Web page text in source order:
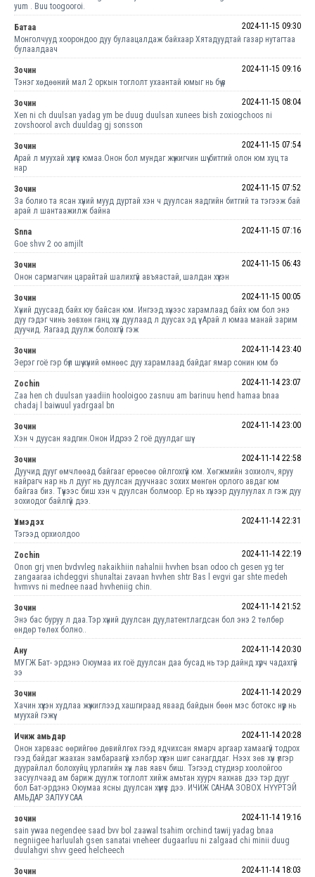
yum . Buu toogooroi.
Батаа
2024-11-15 09:30
Монголчууд хоорондоо дуу булаацалдаж байхаар Хятадуудтай газар нутагтаа
булаалдаач
Зочин
2024-11-15 09:16
Тэнэг хөдөөний мал 2 оркын тоглолт ухаантай юмыг нь бүү үз
Зочин
2024-11-15 08:04
Xen ni ch duulsan yadag ym be duug duulsan xunees bish zoxiogchoos ni
zovshoorol avch duuldag gj sonsson
Зочин
2024-11-15 07:54
Арай л муухай хүмүүс юмаа.Онон бол мундаг жүжигчин шүү битгий олон юм хуц та
нар
Зочин
2024-11-15 07:52
За болио та ясан хүний мууд дуртай хэн ч дуулсан яадгийн битгий та тэгээж бай
арай л шантаажилж байна
Snna
2024-11-15 07:16
Goe shvv 2 oo amjilt
Зочин
2024-11-15 06:43
Онон сармагчин царайтай шалихгүй авъяастай, шалдан хүүхэн
Зочин
2024-11-15 00:05
Хүний дуусаад байх юу байсан юм. Ингээд хүнээс харамлаад байх юм бол энэ
дуу гэдэг чинь зөвхөн ганц хүн дуулаад л дуусах эд үү. Арай л юмаа манай зарим
дуучид. Яагаад дуулж болохгүй гэж
Зочин
2024-11-14 23:40
Эерэг гоё гэр бүл шүү хүний өмнөөс дуу харамлаад байдаг ямар сонин юм бэ
Zochin
2024-11-14 23:07
Zaa hen ch duulsan yaadiin hooloigoo zasnuu am barinuu hend hamaa bnaa
chadaj l baiwuul yadrgaal bn
Зочин
2024-11-14 23:00
Хэн ч дуусан яадгин.Онон Идрээ 2 гоё дуулдаг шүү
Зочин
2024-11-14 22:58
Дуучид дууг өмчлөөад байгааг ерөөсөө ойлгохгүй юм. Хөгжмийн зохиолч, яруу
найрагч нар нь л дууг нь дуулсан дуучнаас зохих мөнгөн орлого авдаг юм
байгаа биз. Түүнээс биш хэн ч дуулсан болмоор. Ер нь хүнээр дуулуулах л гэж дуу
зохиодог байлгүй дээ.
Үлмэдэх
2024-11-14 22:31
Тэгээд орхиолдоо
Zochin
2024-11-14 22:19
Onon grj vnen bvdvvleg nakaikhiin nahalnii hvvhen bsan odoo ch gesen yg ter
zangaaraa ichdeggvi shunaltai zavaan hvvhen shtr Bas l evgvi gar shte medeh
hvmvvs ni mednee naad hvvheniig chin.
Зочин
2024-11-14 21:52
Энэ бас буруу л даа.Тэр хүний дуулсан дуу,патентлагдсан бол энэ 2 төлбөр
өндөр төлөх болно..
Ану
2024-11-14 20:30
МУГЖ Бат- эрдэнэ Оюумаа их гоё дуулсан даа бусад нь тэр дайнд хүрч чадахгүй
ээ
Зочин
2024-11-14 20:29
Хачин хүүхэн худлаа жүжиглээд хашгираад яваад байдын бөөн мэс ботокс нүүр нь
муухай гэжүү.
Ичиж амьдар
2024-11-14 20:28
Онон харваас өөрийгөө дөвийлгөх гээд ядчихсан ямарч аргаар хамаагүй тодрох
гээд байдаг жаахан замбараагүй хэлбэр хүүхэн шиг санагддаг. Нээх зөв хүн үлгэр
дуурайлал болохуйц урлагийн хүн лав яавч биш. Тэгээд студиэр хоолойгоо
засуулчаад ам бариж дуулж тоглолт хийж амьтан хуурч яахнав дээ тэр дууг
бол Бат-эрдэнэ Оюумаа ясны дуулсан хүмүүс дээ. ИЧИЖ САНАА ЗОВОХ НҮҮРТЭЙ
АМЬДАР ЗАЛУУСАА
зочин
2024-11-14 19:16
sain ywaa negendee saad bvv bol zaawal tsahim orchind tawij yadag bnaa
negniigee harluulah gsen sanatai vneheer dugaarluu ni zalgaad chi minii duug
duulahgvi shvv geed helcheech
Зочин
2024-11-14 18:03